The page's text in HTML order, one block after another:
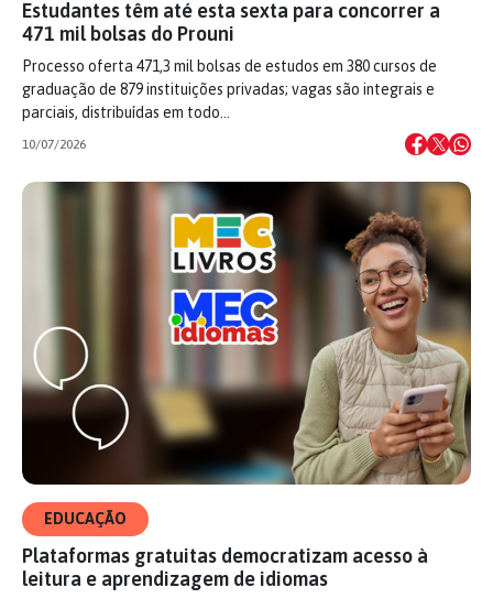
Estudantes têm até esta sexta para concorrer a
471 mil bolsas do Prouni
Processo oferta 471,3 mil bolsas de estudos em 380 cursos de
graduação de 879 instituições privadas; vagas são integrais e
parciais, distribuídas em todo…
10/07/2026
EDUCAÇÃO
Plataformas gratuitas democratizam acesso à
leitura e aprendizagem de idiomas